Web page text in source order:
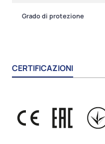
Grado di protezione
CERTIFICAZIONI